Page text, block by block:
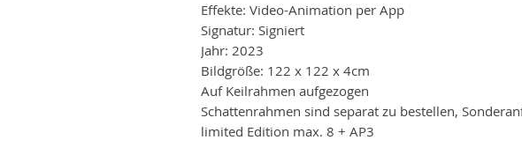
Effekte: Video-Animation per App
Signatur: Signiert
Jahr: 2023
Bildgröße: 122 x 122 x 4cm
Auf Keilrahmen aufgezogen
Schattenrahmen sind separat zu bestellen,
limited Edition max. 8 + AP3